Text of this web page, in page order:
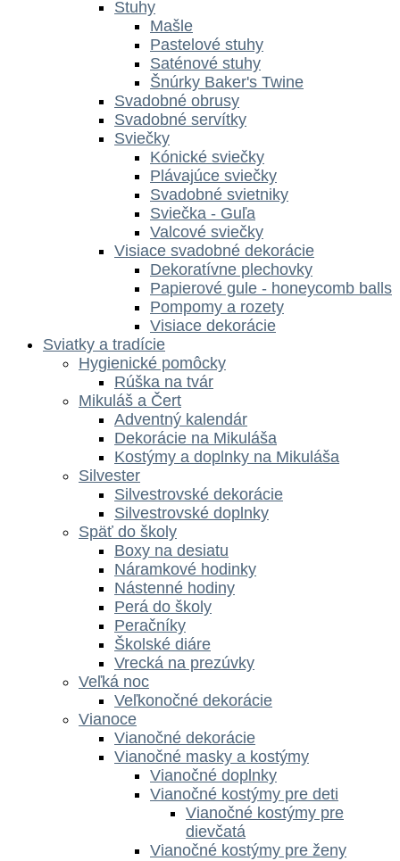
Stuhy
Mašle
Pastelové stuhy
Saténové stuhy
Šnúrky Baker's Twine
Svadobné obrusy
Svadobné servítky
Sviečky
Kónické sviečky
Plávajúce sviečky
Svadobné svietniky
Sviečka - Guľa
Valcové sviečky
Visiace svadobné dekorácie
Dekoratívne plechovky
Papierové gule - honeycomb balls
Pompomy a rozety
Visiace dekorácie
Sviatky a tradície
Hygienické pomôcky
Rúška na tvár
Mikuláš a Čert
Adventný kalendár
Dekorácie na Mikuláša
Kostýmy a doplnky na Mikuláša
Silvester
Silvestrovské dekorácie
Silvestrovské doplnky
Späť do školy
Boxy na desiatu
Náramkové hodinky
Nástenné hodiny
Perá do školy
Peračníky
Školské diáre
Vrecká na prezúvky
Veľká noc
Veľkonočné dekorácie
Vianoce
Vianočné dekorácie
Vianočné masky a kostýmy
Vianočné doplnky
Vianočné kostýmy pre deti
Vianočné kostýmy pre
dievčatá
Vianočné kostýmy pre ženy